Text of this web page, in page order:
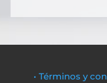
• Términos y